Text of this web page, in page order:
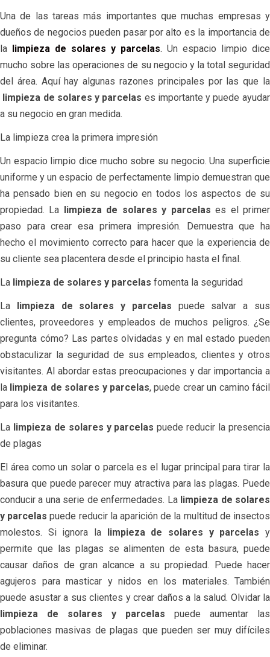
Una de las tareas más importantes que muchas empresas y
dueños de negocios pueden pasar por alto es la importancia de
la limpieza de solares y parcelas. Un espacio limpio dice
mucho sobre las operaciones de su negocio y la total seguridad
del área. Aquí hay algunas razones principales por las que la
limpieza de solares y parcelas es importante y puede ayudar
a su negocio en gran medida.
La limpieza crea la primera impresión
Un espacio limpio dice mucho sobre su negocio. Una superficie
uniforme y un espacio de perfectamente limpio demuestran que
ha pensado bien en su negocio en todos los aspectos de su
propiedad. La limpieza de solares y parcelas es el primer
paso para crear esa primera impresión. Demuestra que ha
hecho el movimiento correcto para hacer que la experiencia de
su cliente sea placentera desde el principio hasta el final.
La limpieza de solares y parcelas fomenta la seguridad
La limpieza de solares y parcelas puede salvar a sus
clientes, proveedores y empleados de muchos peligros. ¿Se
pregunta cómo? Las partes olvidadas y en mal estado pueden
obstaculizar la seguridad de sus empleados, clientes y otros
visitantes. Al abordar estas preocupaciones y dar importancia a
la limpieza de solares y parcelas, puede crear un camino fácil
para los visitantes.
La limpieza de solares y parcelas puede reducir la presencia
de plagas
El área como un solar o parcela es el lugar principal para tirar la
basura que puede parecer muy atractiva para las plagas. Puede
conducir a una serie de enfermedades. La limpieza de solares
y parcelas puede reducir la aparición de la multitud de insectos
molestos. Si ignora la limpieza de solares y parcelas y
permite que las plagas se alimenten de esta basura, puede
causar daños de gran alcance a su propiedad. Puede hacer
agujeros para masticar y nidos en los materiales. También
puede asustar a sus clientes y crear daños a la salud. Olvidar la
limpieza de solares y parcelas puede aumentar las
poblaciones masivas de plagas que pueden ser muy difíciles
de eliminar.